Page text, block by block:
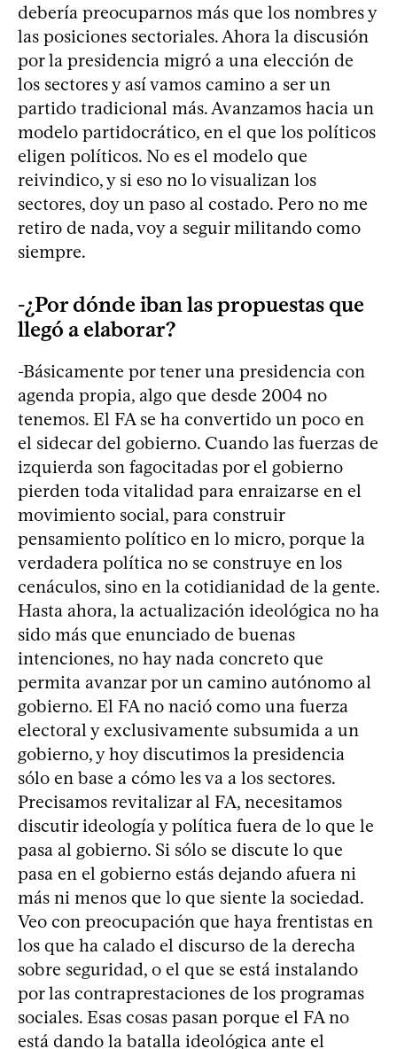
debería preocuparnos más que los nombres y
las posiciones sectoriales. Ahora la discusión
por la presidencia migró a una elección de
los sectores y así vamos camino a ser un
partido tradicional más. Avanzamos hacia un
modelo partidocrático, en el que los políticos
eligen políticos. No es el modelo que
reivindico, y si eso no lo visualizan los
sectores, doy un paso al costado. Pero no me
retiro de nada, voy a seguir militando como
siempre.
-¿Por dónde iban las propuestas que
llegó a elaborar?
-Básicamente por tener una presidencia con
agenda propia, algo que desde 2004 no
tenemos. El FA se ha convertido un poco en
el sidecar del gobierno. Cuando las fuerzas de
izquierda son fagocitadas por el gobierno
pierden toda vitalidad para enraizarse en el
movimiento social, para construir
pensamiento político en lo micro, porque la
verdadera política no se construye en los
cenáculos, sino en la cotidianidad de la gente.
Hasta ahora, la actualización ideológica no ha
sido más que enunciado de buenas
intenciones, no hay nada concreto que
permita avanzar por un camino autónomo al
gobierno. El FA no nació como una fuerza
electoral y exclusivamente subsumida a un
gobierno, y hoy discutimos la presidencia
sólo en base a cómo les va a los sectores.
Precisamos revitalizar al FA, necesitamos
discutir ideología y política fuera de lo que le
pasa al gobierno. Si sólo se discute lo que
pasa en el gobierno estás dejando afuera ni
más ni menos que lo que siente la sociedad.
Veo con preocupación que haya frentistas en
los que ha calado el discurso de la derecha
sobre seguridad, o el que se está instalando
por las contraprestaciones de los programas
sociales. Esas cosas pasan porque el FA no
está dando la batalla ideológica ante el